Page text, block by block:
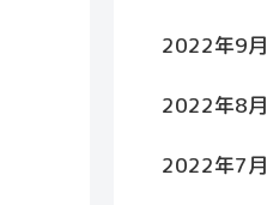
2022年9月
2022年8月
2022年7月